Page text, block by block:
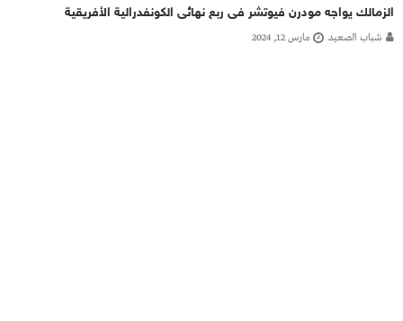
الزمالك يواجه مودرن فيوتشر فى ربع نهائى الكونفدرالية الأفريقية
شباب الصعيد مارس 12, 2024